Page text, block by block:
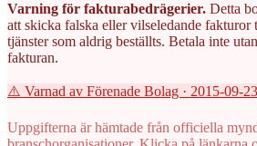
Varning för fakturabedrägerier. Detta
att skicka falska eller vilseledande fakturor
tjänster som aldrig beställts. Betala inte
fakturan.
⚠️ Varnad av Förenade Bolag · 2015-09-23
Uppgifterna är hämtade från officiella